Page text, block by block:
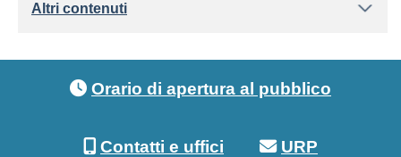
Altri contenuti
Orario di apertura al pubblico
Contatti e uffici URP